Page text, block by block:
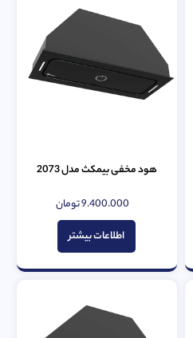
هود مخفی بیمکث مدل 2073
امتیاز
0
از
5
9.400.000تومان
اطلاعات بیشتر